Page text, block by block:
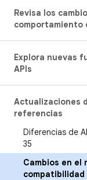
Revisa los
comportamiento
Explora nuevas
APIs
Actualizaciones
referencias
Diferencias de
35
Cambios en el
compatibilidad